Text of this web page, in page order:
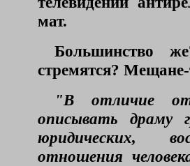
мат.
Большинство
стремятся?
"В отличие от
описывать драму
юридических,
отношения